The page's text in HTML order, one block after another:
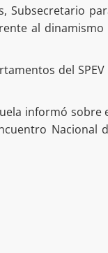
Subsecretario
al
del
informó sobre
Nacional